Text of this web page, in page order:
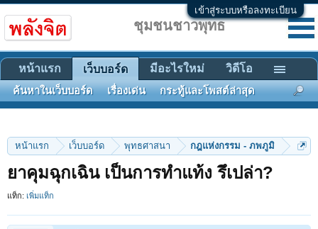
เข้าสู่ระบบหรือลงทะเบียน
หน้าแรก เว็บบอร์ด พุทธศาสนา กฎแห่งกรรม - ภพภูมิ
ยาคุมฉุกเฉิน เป็นการทำแท้ง รึเปล่า?
แท็ก: เพิ่มแท็ก
ชุมชนชาวพุทธ
หน้าแรก เว็บบอร์ด
ค้นหาในเว็บบอร์ด เรื่องเด่น กระทู้และโพสต์ล่าสุด
มีอะไรใหม่ วิดีโอ